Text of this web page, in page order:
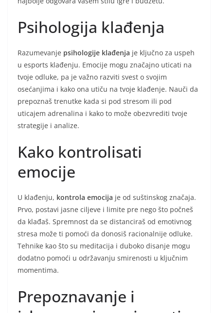
Psihologija klađenja
Razumevanje psihologije klađenja je ključno za uspeh
u esports klađenju. Emocije mogu značajno uticati na
tvoje odluke, pa je važno razviti svest o svojim
osećanjima i kako ona utiču na tvoje klađenje. Nauči da
prepoznaš trenutke kada si pod stresom ili pod
uticajem adrenalina i kako to može obezvrediti tvoje
strategije i analize.
Kako kontrolisati
emocije
U klađenju, kontrola emocija je od suštinskog značaja.
Prvo, postavi jasne ciljeve i limite pre nego što počneš
da klađaš. Spremnost da se distanciraš od emotivnog
stresa može ti pomoći da donosiš racionalnije odluke.
Tehnike kao što su meditacija i duboko disanje mogu
dodatno pomoći u održavanju smirenosti u ključnim
momentima.
Prepoznavanje i